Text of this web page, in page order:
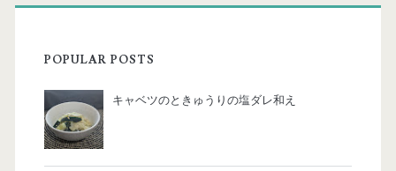
h
o
:
POPULAR POSTS
キャベツのときゅうりの塩ダレ和え